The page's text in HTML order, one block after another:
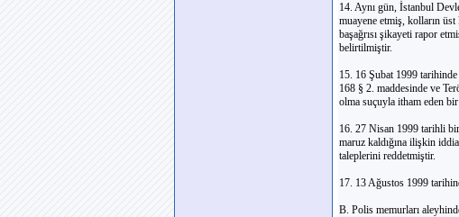
14. Aynı gün, İstanbul
muayene etmiş, kolların
başağrısı şikayeti rapor
belirtilmiştir.
15. 16 Şubat 1999
168 § 2. maddesinde ve
olma suçuyla itham eden
16. 27 Nisan 1999 tarihli
maruz kaldığına ilişkin
taleplerini reddetmiştir.
17. 13 Ağustos 1999
B. Polis memurları